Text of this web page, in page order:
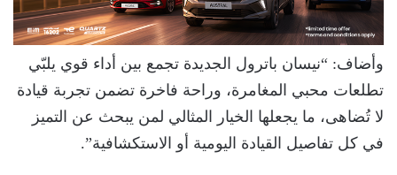
وأضاف: “نيسان باترول الجديدة تجمع بين أداء قوي يلبّي
تطلعات محبي المغامرة، وراحة فاخرة تضمن تجربة قيادة
لا تُضاهى، ما يجعلها الخيار المثالي لمن يبحث عن التميز
في كل تفاصيل القيادة اليومية أو الاستكشافية”.